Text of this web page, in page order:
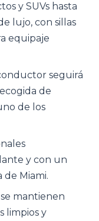
y SUVs hasta
lujo, con sillas
equipaje
seguirá
de
de los
y con un
Miami.
mantienen
limpios y